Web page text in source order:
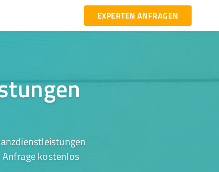
EXPERTEN ANFRAGEN
kostenlos